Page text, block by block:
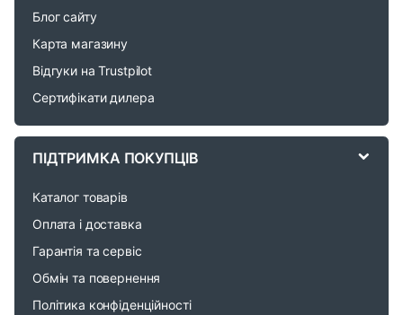
C
Блог сайту
Карта магазину
Відгуки на Trustpilot
Сертифікати дилера
ПІДТРИМКА ПОКУПЦІВ
Каталог товарів
Оплата і доставка
Гарантія та сервіс
Обмін та повернення
Політика конфіденційності